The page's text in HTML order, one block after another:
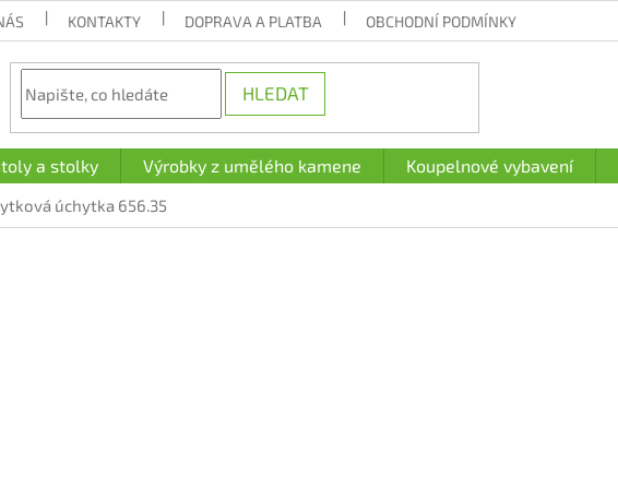
KONTAKTY DOPRAVA A PLATBA OBCHODNÍ PODMÍNKY
HLEDAT
a stolky Výrobky z umělého kamene Koupelnové vybavení
úchytka 656.35